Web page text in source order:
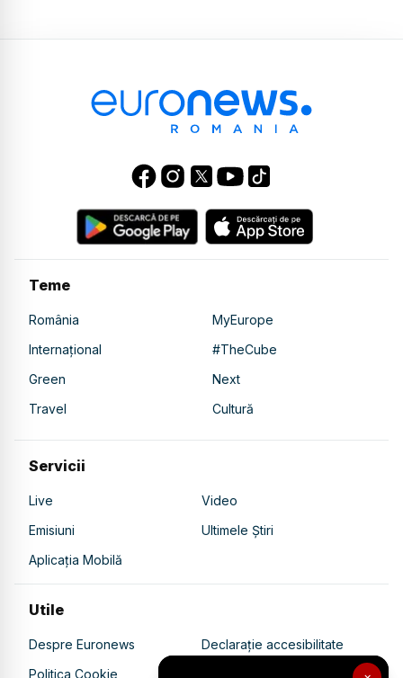
Teme
România
MyEurope
Internațional
#TheCube
Green
Next
Travel
Cultură
Servicii
Live
Video
Emisiuni
Ultimele Știri
Aplicația Mobilă
Utile
Despre Euronews
Declarație accesibilitate
Politica Cookie
Politica de confidențialitate